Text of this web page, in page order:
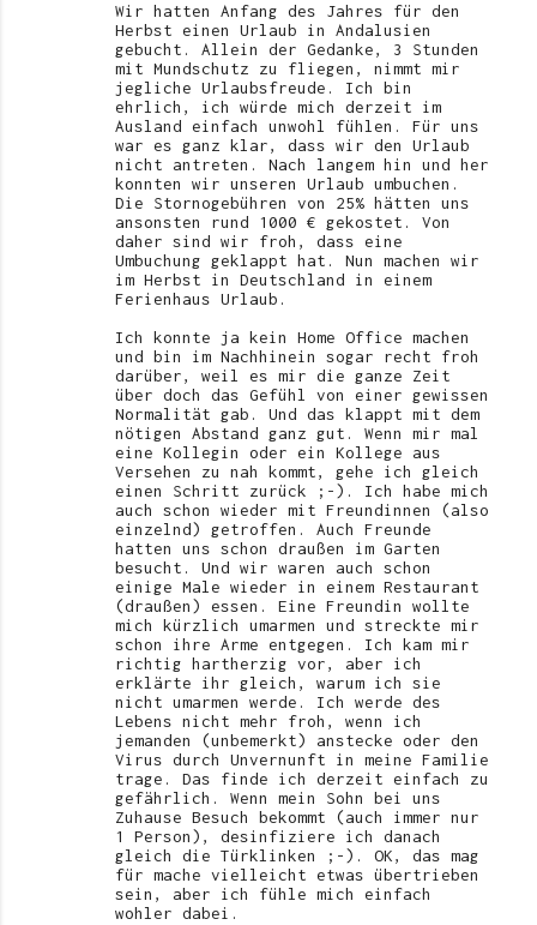
Wir hatten Anfang des Jahres für den
Herbst einen Urlaub in Andalusien
gebucht. Allein der Gedanke, 3 Stunden
mit Mundschutz zu fliegen, nimmt mir
jegliche Urlaubsfreude. Ich bin
ehrlich, ich würde mich derzeit im
Ausland einfach unwohl fühlen. Für uns
war es ganz klar, dass wir den Urlaub
nicht antreten. Nach langem hin und her
konnten wir unseren Urlaub umbuchen.
Die Stornogebühren von 25% hätten uns
ansonsten rund 1000 € gekostet. Von
daher sind wir froh, dass eine
Umbuchung geklappt hat. Nun machen wir
im Herbst in Deutschland in einem
Ferienhaus Urlaub.
Ich konnte ja kein Home Office machen
und bin im Nachhinein sogar recht froh
darüber, weil es mir die ganze Zeit
über doch das Gefühl von einer gewissen
Normalität gab. Und das klappt mit dem
nötigen Abstand ganz gut. Wenn mir mal
eine Kollegin oder ein Kollege aus
Versehen zu nah kommt, gehe ich gleich
einen Schritt zurück ;-). Ich habe mich
auch schon wieder mit Freundinnen (also
einzelnd) getroffen. Auch Freunde
hatten uns schon draußen im Garten
besucht. Und wir waren auch schon
einige Male wieder in einem Restaurant
(draußen) essen. Eine Freundin wollte
mich kürzlich umarmen und streckte mir
schon ihre Arme entgegen. Ich kam mir
richtig hartherzig vor, aber ich
erklärte ihr gleich, warum ich sie
nicht umarmen werde. Ich werde des
Lebens nicht mehr froh, wenn ich
jemanden (unbemerkt) anstecke oder den
Virus durch Unvernunft in meine Familie
trage. Das finde ich derzeit einfach zu
gefährlich. Wenn mein Sohn bei uns
Zuhause Besuch bekommt (auch immer nur
1 Person), desinfiziere ich danach
gleich die Türklinken ;-). OK, das mag
für mache vielleicht etwas übertrieben
sein, aber ich fühle mich einfach
wohler dabei.